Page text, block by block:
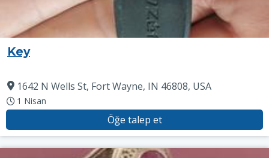
Key
1642 N Wells St, Fort Wayne, IN 46808, USA
1 Nisan
Öğe talep et